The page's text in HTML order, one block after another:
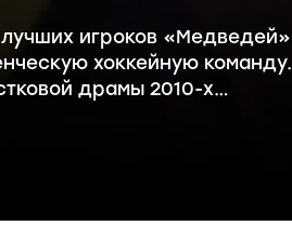
игроков «Медведей»
хоккейную команду.
драмы 2010-х…